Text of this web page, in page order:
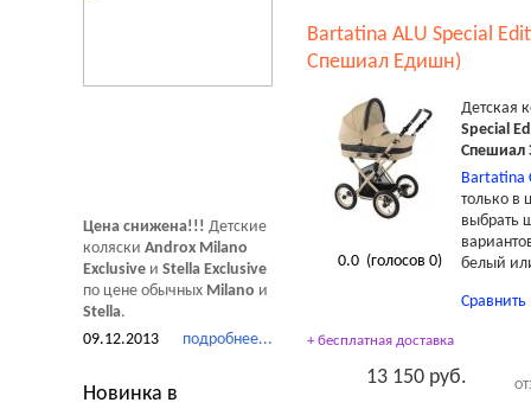
Bartatina ALU Special
Спешиал Едишн)
0.0 (голосов0)
Детская
Special
Спешиал
Bartatina
только в
выбрать
белый
Сравнить
+ бесплатная доставка
13 150 руб.
Цена снижена!!! Детские
коляски Androx Milano
Exclusive и Stella Exclusive
по цене обычных Milano и
Stella.
подробнее...
09.12.2013
Новинка в